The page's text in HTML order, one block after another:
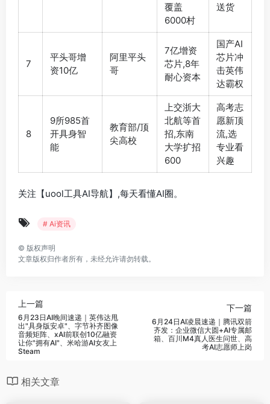
覆盖
6000村
送货
7
平头哥增
资10亿
阿里平头
哥
7亿增资
芯片,8年
耐心资本
国产AI
芯片冲
击英伟
达霸权
8
9所985首
开具身智
能
教育部/顶
尖高校
上交浙大
北航等首
招,东南
大学扩招
600
高考志
愿新顶
流,选
专业看
兴趣
关注【uool工具AI导航】,每天看懂AI圈。
# Ai资讯
© 版权声明
文章版权归作者所有，未经允许请勿转载。
上一篇
6月23日AI晚间速递｜英伟达甩
出"具身版安卓"、字节补齐图像
音频矩阵、xAI前联创10亿融资
让你"拥有AI"、米哈游AI女友上
Steam
下一篇
6月24日AI凌晨速递｜腾讯双箭
齐发：企业微信大圆+AI专属邮
箱、百川M4真人医生问世、高
考AI志愿师上岗
相关文章